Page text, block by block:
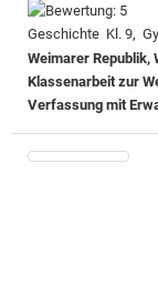
Geschichte Kl. 9,
Weimarer Republik,
Klassenarbeit zur
Verfassung mit